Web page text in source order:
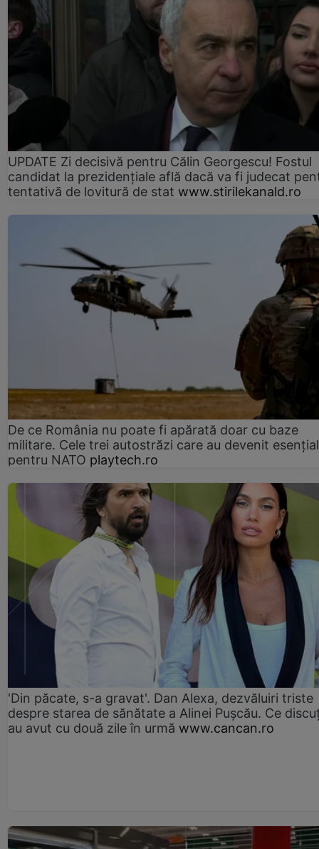
UPDATE Zi decisivă pentru Călin Georgescu! Fostul
candidat la prezidențiale află dacă va fi judecat
tentativă de lovitură de stat www.stirilekanald.ro
De ce România nu poate fi apărată doar cu baze
militare. Cele trei autostrăzi care au devenit
pentru NATO playtech.ro
'Din păcate, s-a gravat'. Dan Alexa, dezvăluiri triste
despre starea de sănătate a Alinei Pușcău. Ce
au avut cu două zile în urmă www.cancan.ro